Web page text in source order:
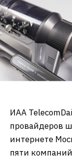
ИАА
провайдеров
интернете
пяти